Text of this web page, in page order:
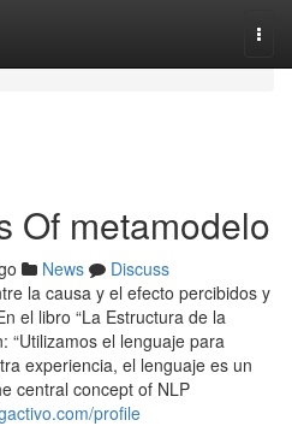
Of metamodelo
News
Discuss
la causa y el efecto percibidos y
el libro “La Estructura de la
“Utilizamos el lenguaje para
experiencia, el lenguaje es un
central concept of NLP
profile